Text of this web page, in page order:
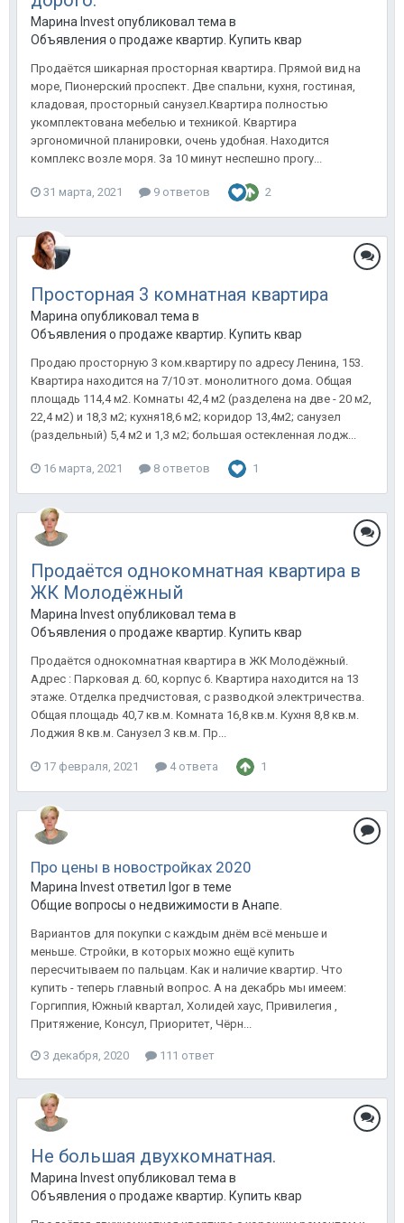
Марина Invest опубликовал тема в
Объявления о продаже квартир. Купить квартиру в Анапе.
Продаётся шикарная просторная квартира. Прямой вид на
море, Пионерский проспект. Две спальни, кухня, гостиная,
кладовая, просторный санузел.Квартира полностью
укомплектована мебелью и техникой. Квартира
эргономичной планировки, очень удобная. Находится
комплекс возле моря. За 10 минут неспешно прогу...
31 марта, 2021 9 ответов 2
Просторная 3 комнатная квартира
Марина опубликовал тема в
Объявления о продаже квартир. Купить квартиру в Анапе.
Продаю просторную 3 ком.квартиру по адресу Ленина, 153.
Квартира находится на 7/10 эт. монолитного дома. Общая
площадь 114,4 м2. Комнаты 42,4 м2 (разделена на две - 20 м2,
22,4 м2) и 18,3 м2; кухня18,6 м2; коридор 13,4м2; санузел
(раздельный) 5,4 м2 и 1,3 м2; большая остекленная лодж...
16 марта, 2021 8 ответов 1
Продаётся однокомнатная квартира в
ЖК Молодёжный
Марина Invest опубликовал тема в
Объявления о продаже квартир. Купить квартиру в Анапе.
Продаётся однокомнатная квартира в ЖК Молодёжный.
Адрес : Парковая д. 60, корпус 6. Квартира находится на 13
этаже. Отделка предчистовая, с разводкой электричества.
Общая площадь 40,7 кв.м. Комната 16,8 кв.м. Кухня 8,8 кв.м.
Лоджия 8 кв.м. Санузел 3 кв.м. Пр...
17 февраля, 2021 4 ответа 1
Про цены в новостройках 2020
Марина Invest ответил Igor в теме
Общие вопросы о недвижимости в Анапе.
Вариантов для покупки с каждым днём всё меньше и
меньше. Стройки, в которых можно ещё купить
пересчитываем по пальцам. Как и наличие квартир. Что
купить - теперь главный вопрос. А на декабрь мы имеем:
Горгиппия, Южный квартал, Холидей хаус, Привилегия ,
Притяжение, Консул, Приоритет, Чёрн...
3 декабря, 2020 111 ответ
Не большая двухкомнатная.
Марина Invest опубликовал тема в
Объявления о продаже квартир. Купить квартиру в Анапе.